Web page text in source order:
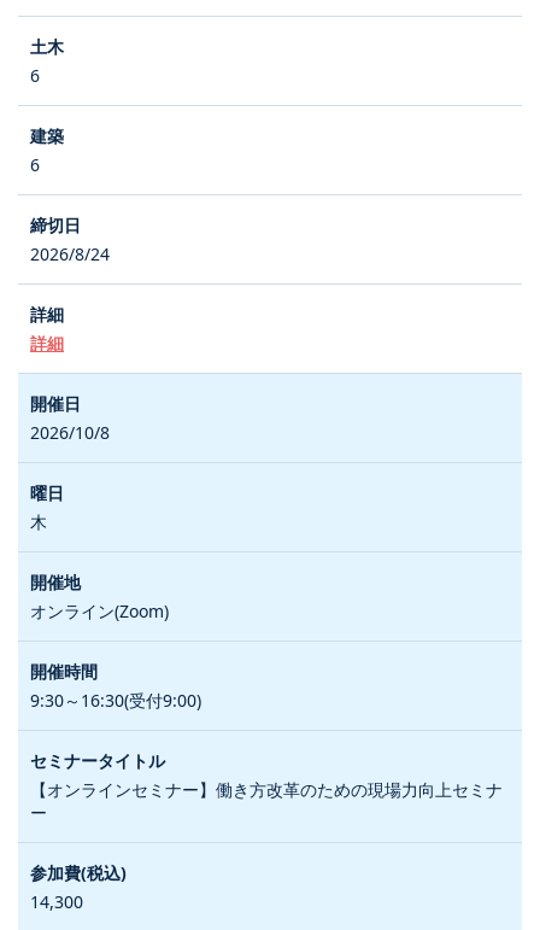
6
6
2026/8/24
詳細
2026/10/8
木
オンライン(Zoom)
9:30～16:30(受付9:00)
【オンラインセミナー】働き方改革のための現場力向上セミナ
ー
14,300